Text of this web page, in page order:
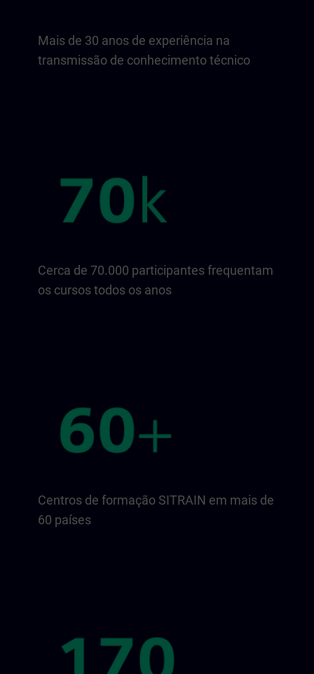
Mais de 30 anos de experiência na
transmissão de conhecimento técnico
Cerca de 70.000 participantes frequentam
os cursos todos os anos
Centros de formação SITRAIN em mais de
60 países